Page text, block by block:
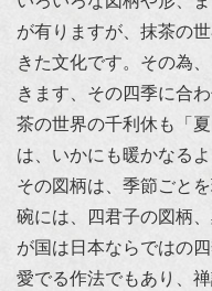
が有りますが、抹茶の
きた文化です。その為
きます、その四季に合
茶の世界の千利休も「
は、いかにも暖かなる
その図柄は、季節ごと
碗には、四君子の図柄
が国は日本ならではの四
愛でる作法でもあり、